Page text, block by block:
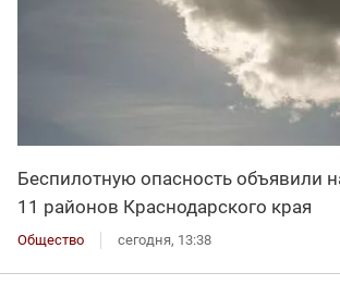
Беспилотную опасность объявили
11 районов Краснодарского края
Общество сегодня, 13:38